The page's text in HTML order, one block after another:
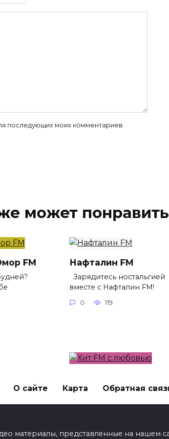
последующих моих комментариев.
может
FM Нафталин FM
Зарядитесь ностальгией
вместе с Нафталин FM!
0 119
и
Хотите окунуться в мир
зажигательных хитов и
О сайте Карта Обратная
материалы, представленные на нашем